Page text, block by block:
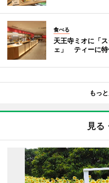
食べる
天王寺ミオに「
ェ」 ティーに特
もっ
見る